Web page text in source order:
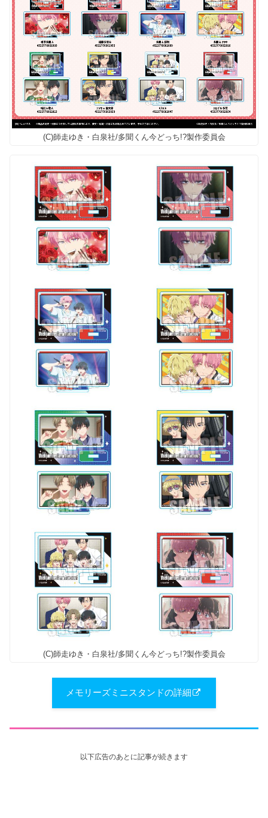
(C)師走ゆき・白泉社/多聞くん今どっち!?製作委員会
(C)師走ゆき・白泉社/多聞くん今どっち!?製作委員会
メモリーズミニスタンドの詳細
以下広告のあとに記事が続きます